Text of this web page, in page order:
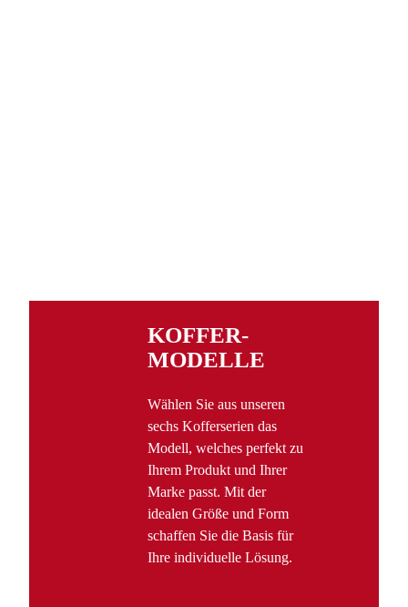
KOFFER­
MODELLE
Wählen Sie aus unseren
sechs Kofferserien das
Modell, welches perfekt zu
Ihrem Produkt und Ihrer
Marke passt. Mit der
idealen Größe und Form
schaffen Sie die Basis für
Ihre individuelle Lösung.